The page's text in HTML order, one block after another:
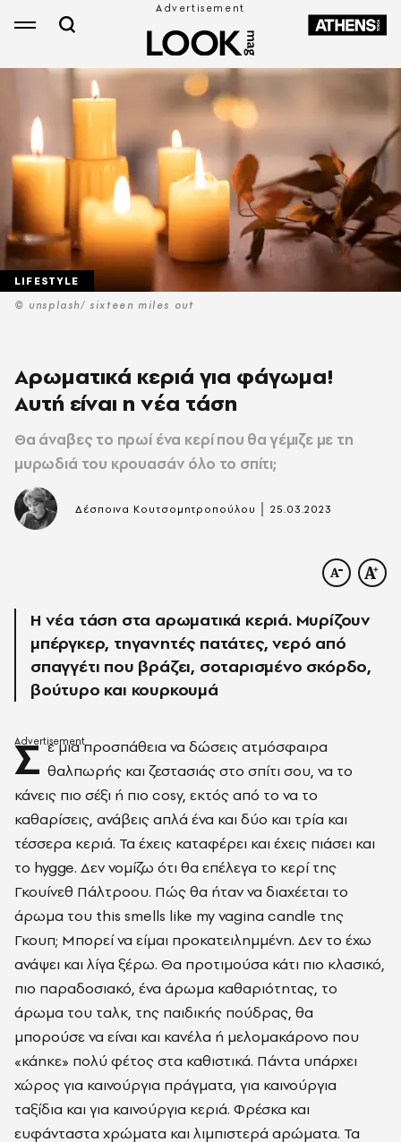
© unsplash/ sixteen miles out
LIFESTYLE
Αρωματικά κεριά για φάγωμα!
Αυτή είναι η νέα τάση
Θα άναβες το πρωί ένα κερί που θα γέμιζε με τη
μυρωδιά του κρουασάν όλο το σπίτι;
Δέσποινα Κουτσομητροπούλου |25.03.2023
Η νέα τάση στα αρωματικά κεριά. Μυρίζουν
μπέργκερ, τηγανητές πατάτες, νερό από
σπαγγέτι που βράζει, σοταρισμένο σκόρδο,
βούτυρο και κουρκουμά
Σ ε μια προσπάθεια να δώσεις ατμόσφαιρα
θαλπωρής και ζεστασιάς στο σπίτι σου, να το
κάνεις πιο σέξι ή πιο cosy, εκτός από το να το
καθαρίσεις, ανάβεις απλά ένα και δύο και τρία και
τέσσερα κεριά. Τα έχεις καταφέρει και έχεις πιάσει και
το hygge. Δεν νομίζω ότι θα επέλεγα το κερί της
Γκουίνεθ Πάλτροου. Πώς θα ήταν να διαχέεται το
άρωμα του this smells like myvagina candle της
Γκουπ; Μπορεί να είμαι προκατειλημμένη. Δεν το έχω
ανάψει και λίγα ξέρω. Θα προτιμούσα κάτι πιο κλασικό,
πιο παραδοσιακό, ένα άρωμα καθαριότητας, το
άρωμα του ταλκ, της παιδικής πούδρας, θα
μπορούσε να είναι και κανέλα ή μελομακάρονο που
«κάηκε» πολύ φέτος στα καθιστικά. Πάντα υπάρχει
χώρος για καινούργια πράγματα, για καινούργια
ταξίδια και για καινούργια κεριά. Φρέσκα και
ευφάνταστα χρώματα και λιμπιστερά αρώματα. Τα